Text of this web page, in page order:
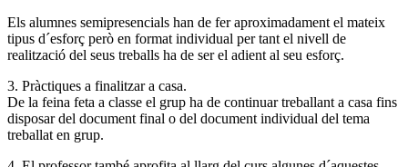
Els alumnes semipresencials han de fer aproximadament el mateix
tipus d´esforç però en format individual per tant el nivell de
realització del seus treballs ha de ser el adient al seu esforç.
3. Pràctiques a finalitzar a casa.
De la feina feta a classe el grup ha de continuar treballant a casa fins
disposar del document final o del document individual del tema
treballat en grup.